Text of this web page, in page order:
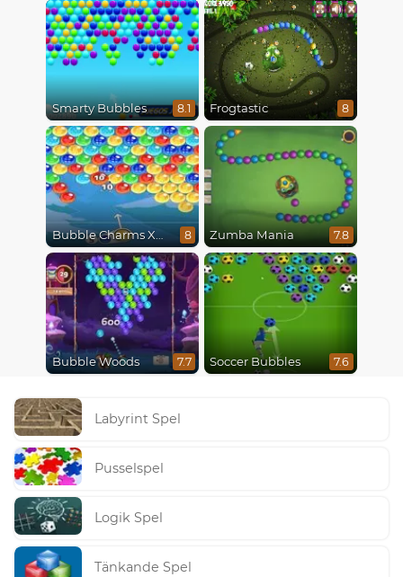
Smarty Bubbles 8.1 Frogtastic 8
Bubble Charms Xmas 8 Zumba Mania 7.8
Bubble Woods 7.7 Soccer Bubbles 7.6
Labyrint Spel
Pusselspel
Logik Spel
Tänkande Spel